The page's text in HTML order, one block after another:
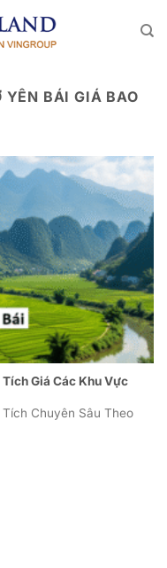
YÊN BÁI GIÁ BAO
Giá Các Khu Vực
Chuyên Sâu Theo